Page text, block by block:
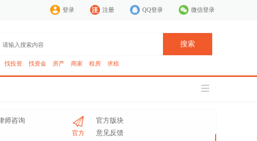
登录 注册 QQ登录 微信登录
搜索
找投资 找资金 房产 商家 租房 求租
师咨询
官方
官方版块
意见反馈